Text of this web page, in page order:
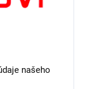
našeho